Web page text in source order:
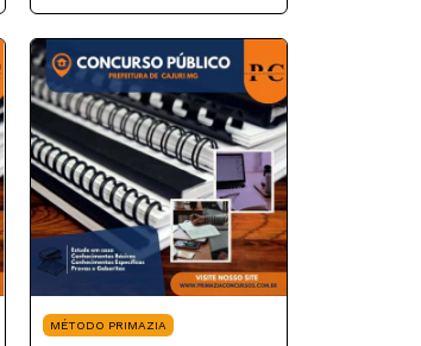
MÉTODO PRIMAZIA